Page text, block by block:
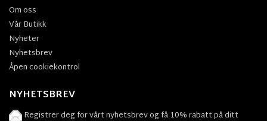
Om oss
Vår Butikk
Nyheter
Nyhetsbrev
Åpen cookiekontrol
NYHETSBREV
Registrer deg for vårt nyhetsbrev og få 10% rabatt på ditt